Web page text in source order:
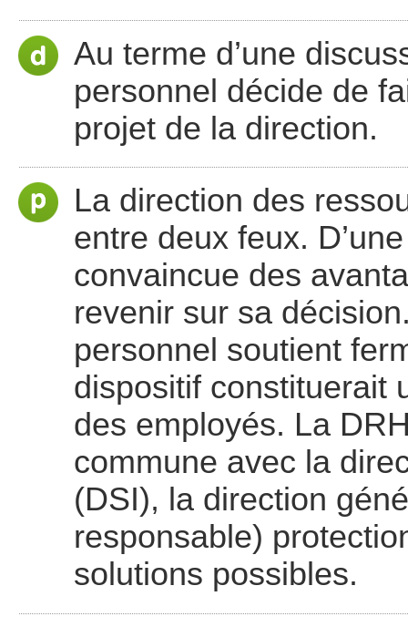
Au terme d’une
personnel décide de
projet de la direction.
La direction des
entre deux feux.
convaincue des
revenir sur sa
personnel soutient
dispositif constituerait
des employés. La
commune avec la
(DSI), la direction
responsable)
solutions possibles.